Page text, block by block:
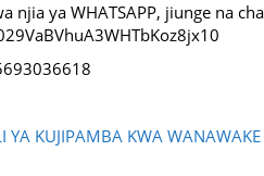
njia ya WHATSAPP, jiunge na
YA KUJIPAMBA KWA WANAWAKE